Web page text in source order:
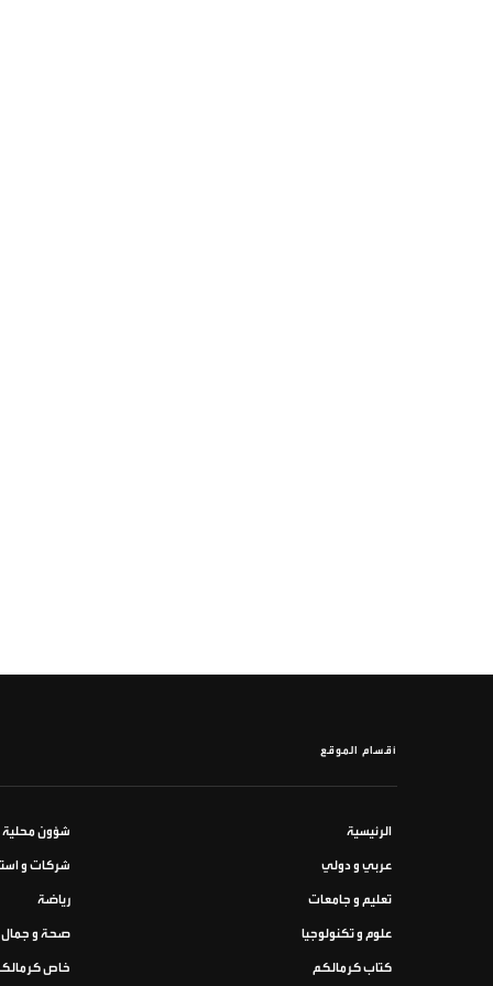
أقسام الموقع
الرئيسية شؤون محلية
عربي و دولي شركات و
تعليم و جامعات رياضة
علوم و تكنولوجيا صحة و جمال
كتاب كرمالكم خاص